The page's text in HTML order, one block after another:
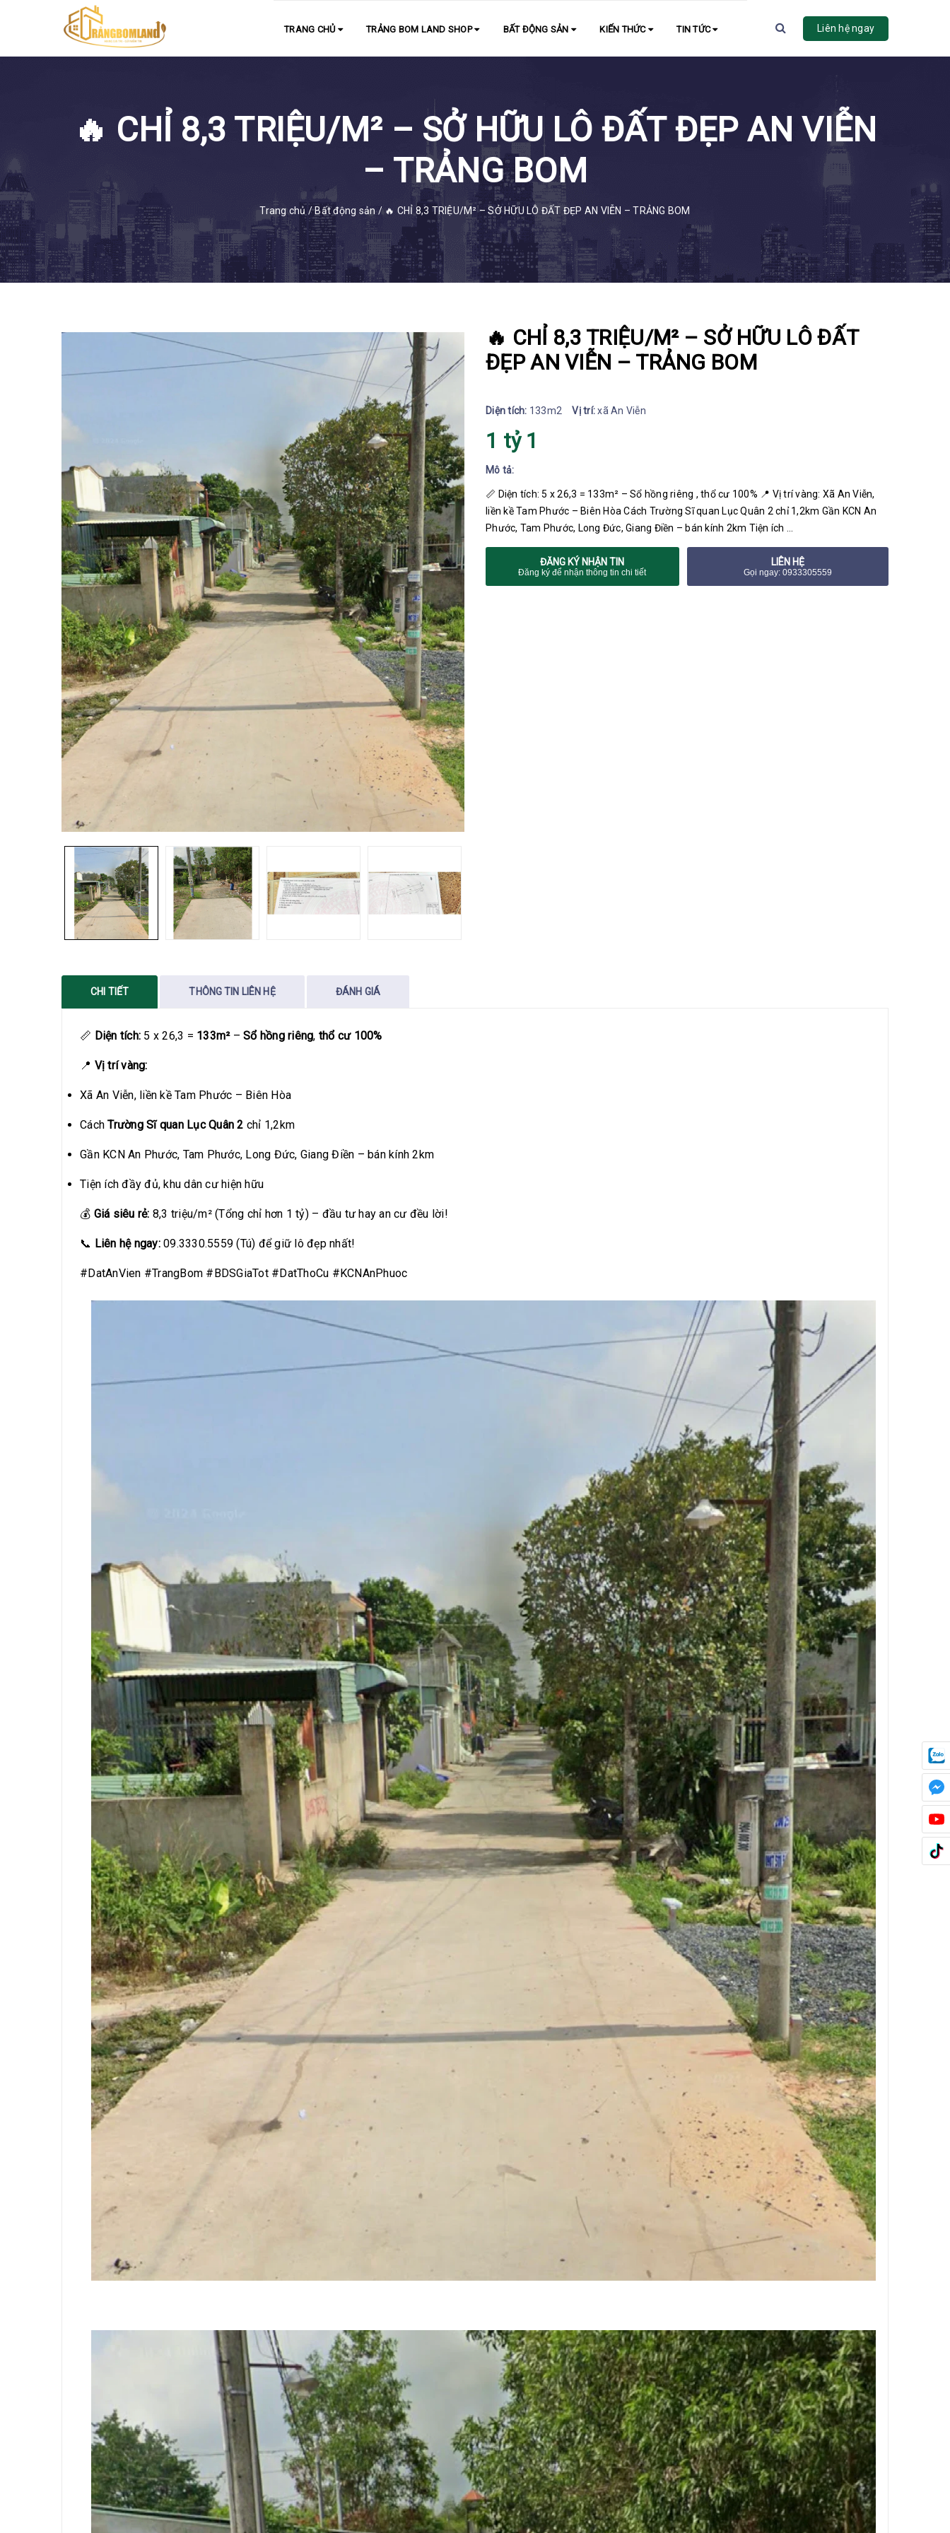
TRANG CHỦ TRẢNG BOM LAND SHOP BẤT ĐỘNG SẢN KIẾN THỨC TIN TỨC Liên hệ ngay
🔥 CHỈ 8,3 TRIỆU/M² – SỞ HỮU LÔ ĐẤT ĐẸP AN VIỄN
– TRẢNG BOM
Trang chủ /Bất động sản / 🔥 CHỈ 8,3 TRIỆU/M² – SỞ HỮU LÔ ĐẤT ĐẸP AN VIỄN – TRẢNG BOM
🔥 CHỈ 8,3 TRIỆU/M² – SỞ HỮU LÔ ĐẤT
ĐẸP AN VIỄN – TRẢNG BOM
Diện tích: 133m2 Vị trí:xã An Viễn
1 tỷ 1
Mô tả:
📏 Diện tích: 5 x 26,3 = 133m² – Sổ hồng riêng , thổ cư 100% 📍 Vị trí vàng: Xã An Viễn,
liền kề Tam Phước – Biên Hòa Cách Trường Sĩ quan Lục Quân 2 chỉ 1,2km Gần KCN An
Phước, Tam Phước, Long Đức, Giang Điền – bán kính 2km Tiện ích …
ĐĂNG KÝ NHẬN TIN
Đăng ký để nhận thông tin chi tiết
LIÊN HỆ
Gọi ngay: 0933305559
CHI TIẾT THÔNG TIN LIÊN HỆ ĐÁNH GIÁ
📏 Diện tích: 5 x 26,3 = 133m²– Sổ hồng riêng, thổ cư 100%
📍 Vị trí vàng:
Xã An Viễn, liền kề Tam Phước – Biên Hòa
CáchTrường Sĩ quan Lục Quân 2 chỉ 1,2km
Gần KCN An Phước, Tam Phước, Long Đức, Giang Điền – bán kính 2km
Tiện ích đầy đủ, khu dân cư hiện hữu
💰 Giá siêu rẻ: 8,3 triệu/m² (Tổng chỉ hơn 1 tỷ) – đầu tư hay an cư đều lời!
📞 Liên hệ ngay:09.3330.5559 (Tú) để giữ lô đẹp nhất!
#DatAnVien #TrangBom #BDSGiaTot #DatThoCu #KCNAnPhuoc